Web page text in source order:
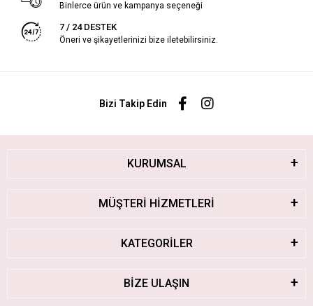
Binlerce ürün ve kampanya seçeneği
7 / 24 DESTEK
Öneri ve şikayetlerinizi bize iletebilirsiniz.
Bizi Takip Edin
KURUMSAL
MÜŞTERİ HİZMETLERİ
KATEGORİLER
BİZE ULAŞIN